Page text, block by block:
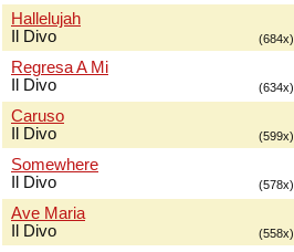
Hallelujah
Il Divo
(684x)
Regresa A Mi
Il Divo
(634x)
Caruso
Il Divo
(599x)
Somewhere
Il Divo
(578x)
Ave Maria
Il Divo
(558x)